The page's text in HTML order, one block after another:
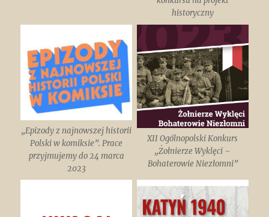
historyczny
„Epizody z najnowszej historii
Polski w komiksie”. Prace
przyjmujemy do 24 marca
2023
XII Ogólnopolski Konkurs
„Żołnierze Wyklęci –
Bohaterowie Niezłomni”